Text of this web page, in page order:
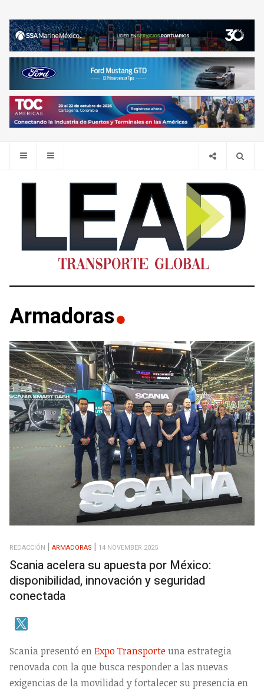
Armadoras
REDACCIÓN ARMADORAS 14 NOVEMBER 2025
Scania acelera su apuesta por México:
disponibilidad, innovación y seguridad
conectada
Scania presentó enExpo Transporteuna estrategia
renovada con la que busca responder a las nuevas
exigencias de la movilidad y fortalecer su presencia en